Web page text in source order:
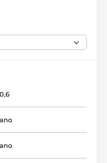
trofeje
0,6
ano
ano